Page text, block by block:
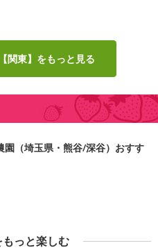
関東】をもっと見る
園（埼玉県・熊谷/深谷）おすす
っと楽しむ